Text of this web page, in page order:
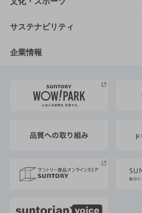
商品発売情報
栄養成分一覧
キャンペーン
工場見学
地域情報
文化・スポーツTOP
サントリーホール
サントリーサンバーズ大阪
サステナビリティ
サステナビリティTOP
サントリーが考えるサステナビ
企業情報
企業概要
採用情報